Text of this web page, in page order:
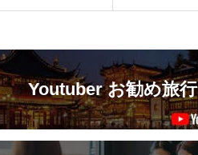
Youtuber お勧め旅行